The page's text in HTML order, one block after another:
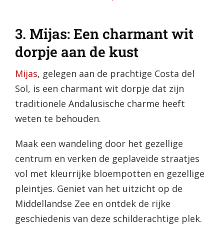
3. Mijas: Een charmant wit
dorpje aan de kust
Mijas, gelegen aan de prachtige Costa del
Sol, is een charmant wit dorpje dat zijn
traditionele Andalusische charme heeft
weten te behouden.
Maak een wandeling door het gezellige
centrum en verken de geplaveide straatjes
vol met kleurrijke bloempotten en gezellige
pleintjes. Geniet van het uitzicht op de
Middellandse Zee en ontdek de rijke
geschiedenis van deze schilderachtige plek.